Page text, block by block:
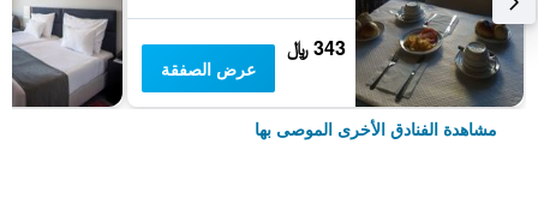
343 ﷼
عرض الصفقة
مشاهدة الفنادق الأخرى الموصى بها